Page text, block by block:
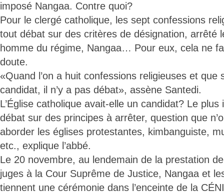
imposé Nangaa. Contre quoi?
Pour le clergé catholique, les sept confessions
tout débat sur des critères de désignation, arrêté
homme du régime, Nangaa… Pour eux, cela ne
doute.
«Quand l’on a huit confessions religieuses et que
candidat, il n’y a pas débat», assène Santedi.
L’Église catholique avait-elle un candidat? Le plus
débat sur des principes à arrêter, question que
aborder les églises protestantes, kimbanguiste,
etc., explique l’abbé.
Le 20 novembre, au lendemain de la prestation
juges à la Cour Suprême de Justice, Nangaa et
tiennent une cérémonie dans l’enceinte de la